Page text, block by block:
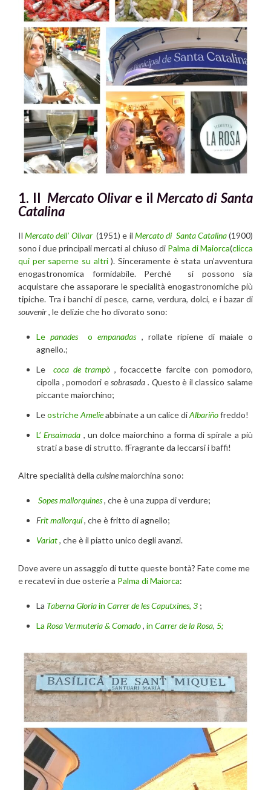
1. Il Mercato Olivare il Mercato di Santa
Catalina
IlMercato dell’ Olivar(1951) e il Mercato di Santa Catalina(1900)
sono i due principali mercati al chiuso di Palma di Maiorca(clicca
qui per saperne su altri). Sinceramente è stata un’avventura
enogastronomica formidabile. Perché si possono sia
acquistare che assaporare le specialità enogastronomiche più
tipiche. Tra i banchi di pesce, carne, verdura, dolci, e i bazar di
souvenir, le delizie che ho divorato sono:
Lepanadesoempanadas, rollate ripiene di maiale o
agnello.;
Lecoca de trampò , focaccette farcite con pomodoro,
cipolla , pomodori esobrasada . Questo è il classico salame
piccante maiorchino;
LeostricheAmelieabbinate a un calice diAlbariñofreddo!
L’Ensaimada , un dolce maiorchino a forma di spirale a più
strati a base di strutto. fFragrante da leccarsi i baffi!
Altre specialità della cuisinemaiorchina sono:
Sopes mallorquines, che è una zuppa di verdure;
Frit mallorquí, che è fritto di agnello;
Variat, che è il piatto unico degli avanzi.
Dove avere un assaggio di tutte queste bontà? Fate come me
e recatevi in due osterie a Palma di Maiorca:
La Taberna Gloriain Carrer de les Caputxines, 3 ;
La Rosa Vermuteria & Comado, in Carrer de la Rosa, 5;